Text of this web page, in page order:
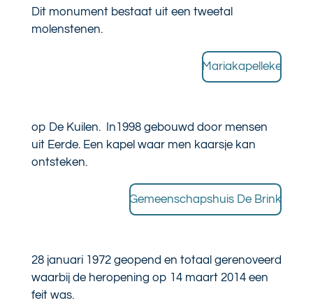
Dit monument bestaat uit een tweetal
molenstenen.
Mariakapelleke
op De Kuilen. In1998 gebouwd door mensen
uit Eerde. Een kapel waar men kaarsje kan
ontsteken.
Gemeenschapshuis De Brink
28 januari 1972 geopend en totaal gerenoveerd
waarbij de heropening op 14 maart 2014 een
feit was.